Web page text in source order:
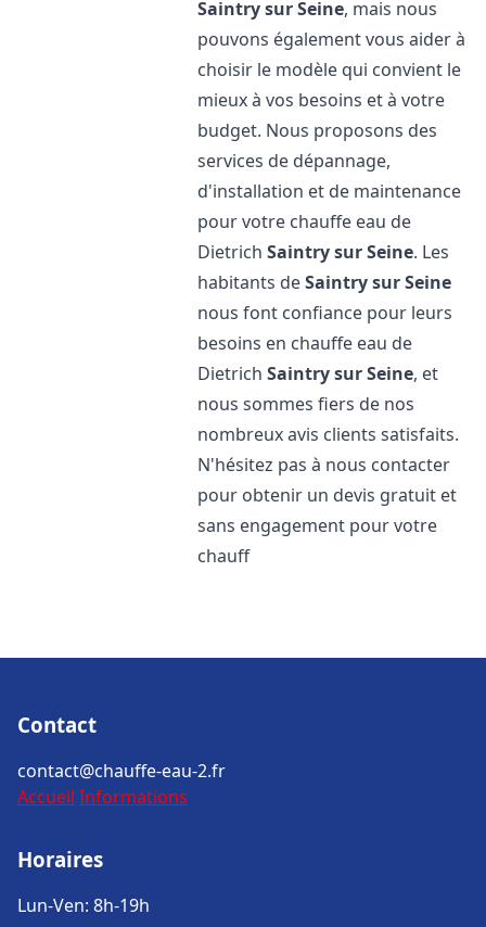
Saintry sur Seine, mais nous
pouvons également vous aider à
choisir le modèle qui convient le
mieux à vos besoins et à votre
budget. Nous proposons des
services de dépannage,
d'installation et de maintenance
pour votre chauffe eau de
DietrichSaintry sur Seine. Les
habitants deSaintry sur Seine
nous font confiance pour leurs
besoins en chauffe eau de
DietrichSaintry sur Seine, et
nous sommes fiers de nos
nombreux avis clients satisfaits.
N'hésitez pas à nous contacter
pour obtenir un devis gratuit et
sans engagement pour votre
chauff
Contact
contact@chauffe-eau-2.fr
Accueil Informations
Horaires
Lun-Ven: 8h-19h